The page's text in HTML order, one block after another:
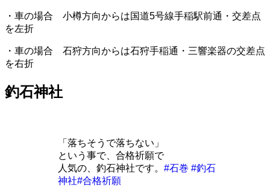
・車の場合 小樽方向からは国道5号線手稲駅前通・交差点
を左折
・車の場合 石狩方向からは石狩手稲通・三響楽器の交差点
を右折
釣石神社
「落ちそうで落ちない」
という事で、合格祈願で
人気の、釣石神社です。 #石巻 #釣石
神社#合格祈願